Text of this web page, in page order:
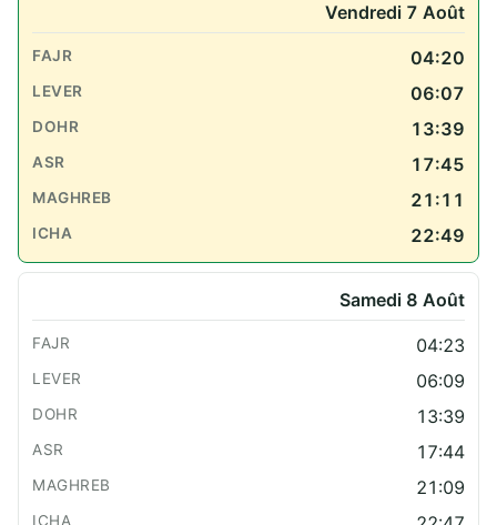
Vendredi 7 Août
04:20
06:07
13:39
17:45
21:11
22:49
Samedi 8 Août
04:23
06:09
13:39
17:44
21:09